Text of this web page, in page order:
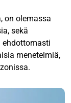
on olemassa
sekä
ehdottomasti
menetelmiä,